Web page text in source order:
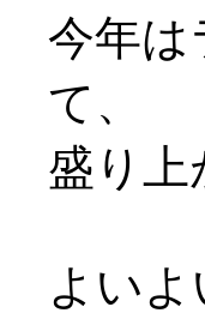
今年は
て、
盛り上
よい